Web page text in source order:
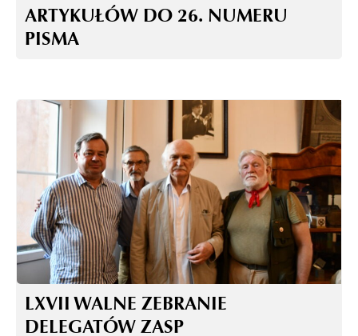
ARTYKUŁÓW DO 26. NUMERU
PISMA
LXVII WALNE ZEBRANIE
DELEGATÓW ZASP